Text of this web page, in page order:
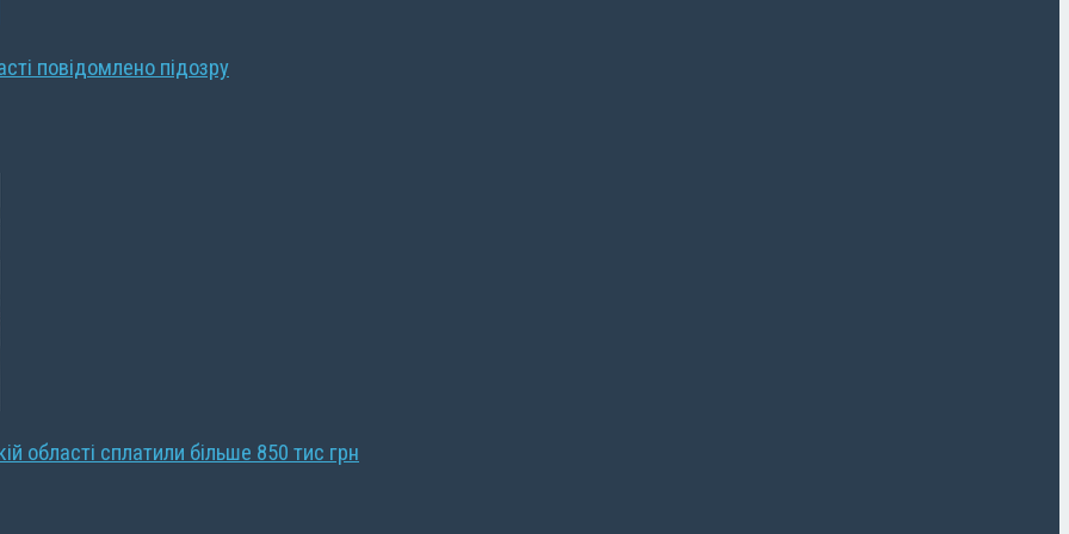
повідомлено підозру
області сплатили більше 850 тис грн